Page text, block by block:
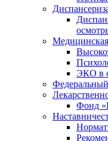
ЭКО в
Федеральный
Фонд